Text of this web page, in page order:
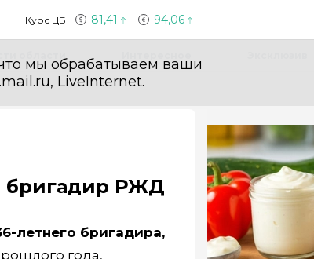
Курс ЦБ 81,41 94,06
мы обрабатываем ваши
LiveInternet.
бригадир РЖД
летнего бригадира,
года,